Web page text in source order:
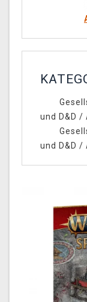
und D&D /
und D&D /